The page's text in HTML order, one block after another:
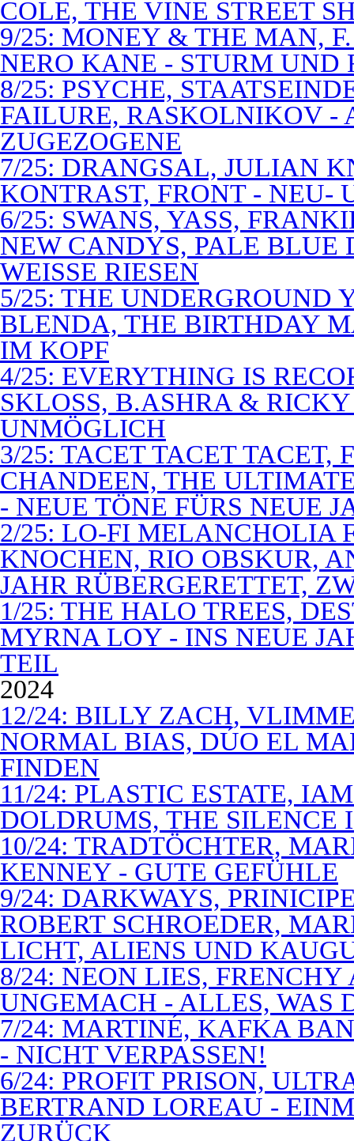
COLE, THE VINE STREET
9/25: MONEY & THE MAN,
NERO KANE - STURM UND
8/25: PSYCHE,
FAILURE, RASKOLNIKOV -
ZUGEZOGENE
7/25: DRANGSAL, JULIAN
KONTRAST, FRONT - NEU-
6/25: SWANS, YASS,
NEW CANDYS, PALE BLUE
WEISSE RIESEN
5/25: THE UNDERGROUND
BLENDA, THE BIRTHDAY
IM KOPF
4/25: EVERYTHING IS
SKLOSS, B.ASHRA &
UNMÖGLICH
3/25: TACET TACET TACET,
CHANDEEN, THE
- NEUE TÖNE FÜRS NEUE
2/25: LO-FI MELANCHOLIA
KNOCHEN, RIO OBSKUR,
JAHR RÜBERGERETTET,
1/25: THE HALO TREES,
MYRNA LOY - INS NEUE
TEIL
2024
12/24: BILLY ZACH,
NORMAL BIAS, DÚO EL
FINDEN
11/24: PLASTIC ESTATE,
DOLDRUMS, THE SILENCE
10/24: TRADTÖCHTER,
KENNEY - GUTE GEFÜHLE
9/24: DARKWAYS,
ROBERT SCHROEDER,
LICHT, ALIENS UND
8/24: NEON LIES,
UNGEMACH - ALLES, WAS
7/24: MARTINÉ, KAFKA
- NICHT VERPASSEN!
6/24: PROFIT PRISON,
BERTRAND LOREAU -
ZURÜCK